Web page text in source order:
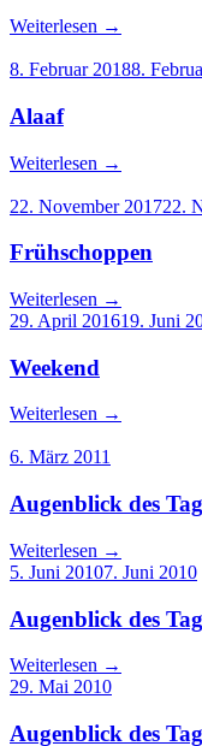
Weiterlesen →
8. Februar 20188.
Alaaf
Weiterlesen →
22. November 201722.
Frühschoppen
Weiterlesen →
29. April 201619. Juni
Weekend
Weiterlesen →
6. März 2011
Augenblick des
Weiterlesen →
5. Juni 20107. Juni 2010
Augenblick des
Weiterlesen →
29. Mai 2010
Augenblick des